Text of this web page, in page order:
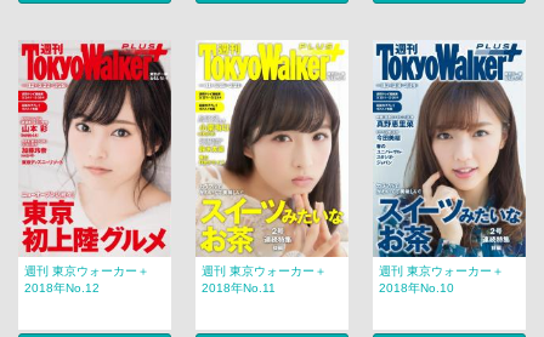
週刊 東京ウォーカー＋
2018年No.12
週刊 東京ウォーカー＋
2018年No.11
週刊 東京ウォーカー＋
2018年No.10